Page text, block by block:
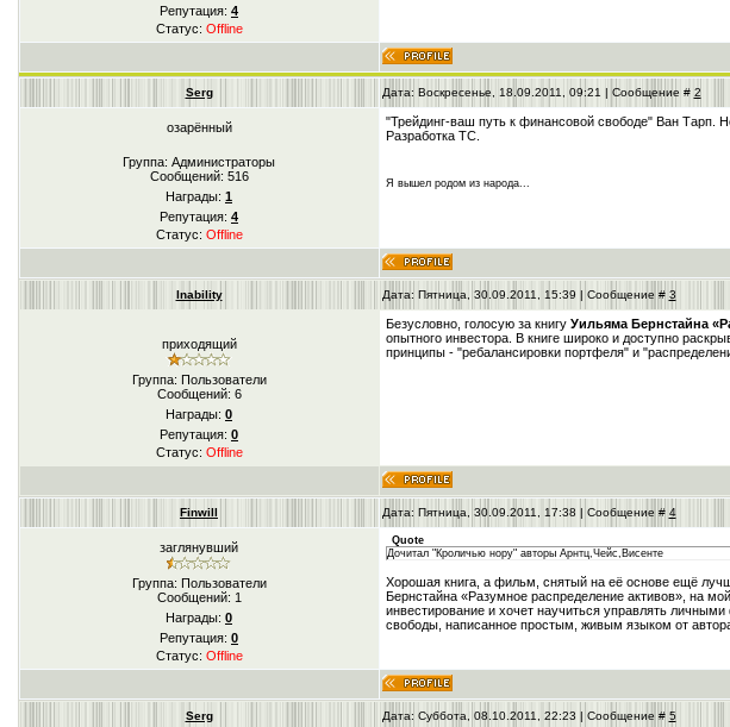
Репутация: 4
Статус: Offline
Serg Дата: Воскресенье, 18.09.2011, 09:21 | Сообщение # 2
озарённый
Группа: Администраторы
Сообщений: 516
Награды: 1
Репутация: 4
Статус: Offline
"Трейдинг-ваш путь к финансовой свободе" Ван Тарп.
Разработка ТС.
Я вышел родом из народа...
Inability Дата: Пятница, 30.09.2011, 15:39 | Сообщение # 3
приходящий
Группа: Пользователи
Сообщений: 6
Награды: 0
Репутация: 0
Статус: Offline
Безусловно, голосую за книгу Уильяма Бернстайна
опытного инвестора. В книге широко и доступно
принципы - "ребалансировки портфеля" и
Finwill Дата: Пятница, 30.09.2011, 17:38 | Сообщение # 4
заглянувший
Группа: Пользователи
Сообщений: 1
Награды: 0
Репутация: 0
Статус: Offline
Quote
Дочитал "Кроличью нору" авторы Арнтц,Чейс,Висенте
Хорошая книга, а фильм, снятый на её основе ещё
Бернстайна «Разумное распределение активов», на
инвестирование и хочет научиться управлять
свободы, написанное простым, живым языком от
Serg Дата: Суббота, 08.10.2011, 22:23 | Сообщение # 5